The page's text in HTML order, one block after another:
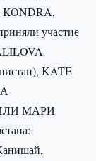
участие
KATE
МАРИ